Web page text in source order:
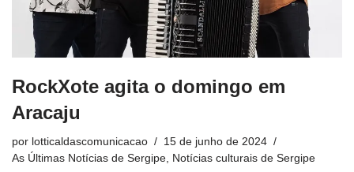
RockXote agita o domingo em
Aracaju
por lotticaldascomunicacao
15 de junho de 2024
As Últimas Notícias de Sergipe Notícias culturais de Sergipe